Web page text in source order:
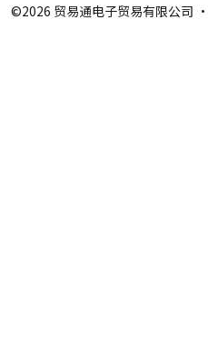
©2026 贸易通电子贸易有限公司